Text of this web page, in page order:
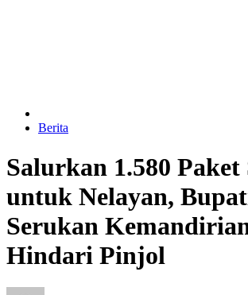
Berita
Salurkan 1.580 Paket
untuk Nelayan,
Serukan
Hindari Pinjol